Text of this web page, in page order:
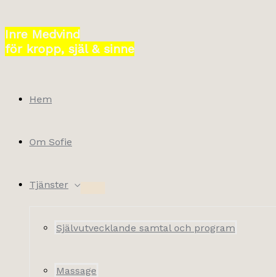
till
innehåll
Inre Medvind
för kropp, själ & sinne
Hem
Om Sofie
Tjänster
Självutvecklande samtal och program
Massage